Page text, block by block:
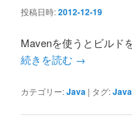
投稿日時:2012-12-19
Mavenを使うとビルド
続きを読む →
カテゴリー:Java | タグ:Java